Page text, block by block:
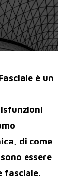
è un
di come
essere
fasciale.